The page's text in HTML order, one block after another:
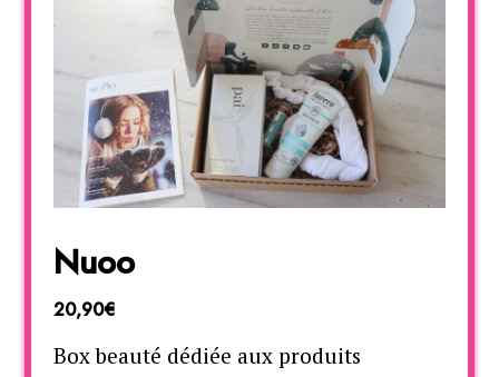
Nuoo
20,90€
Box beauté dédiée aux produits